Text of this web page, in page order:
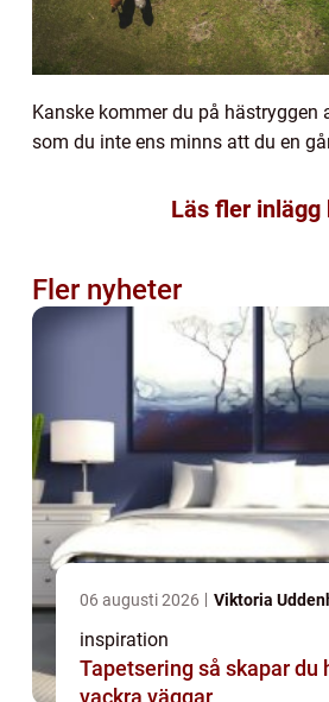
Kanske kommer du på hästryggen
som du inte ens minns att du en
Läs fler inlägg
Fler nyheter
06 augusti 2026 Viktoria
inspiration
Tapetsering så skapar du hållbara och
vackra väggar